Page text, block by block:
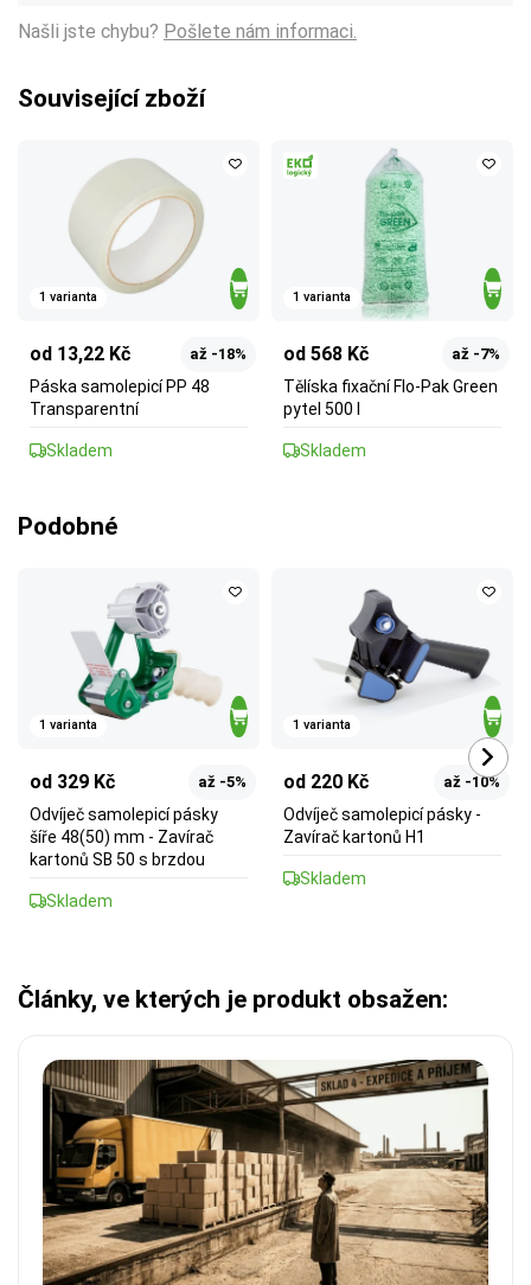
Našli jste chybu? Pošlete nám informaci.
Související zboží
1 varianta
od 13,22 Kč až -18%
Páska samolepicí PP 48
Transparentní
Skladem
1 varianta
od 568 Kč až -7%
Tělíska fixační Flo-Pak Green
pytel 500 l
Skladem
Podobné
1 varianta
od 329 Kč až -5%
Odvíječ samolepicí pásky
šíře 48(50) mm - Zavírač
kartonů SB 50 s brzdou
Skladem
1 varianta
od 220 Kč až -10%
Odvíječ samolepicí pásky -
Zavírač kartonů H1
Skladem
Články, ve kterých je produkt obsažen: